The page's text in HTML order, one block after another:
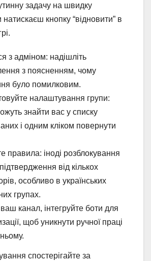
задачу на швидку
кнопку “відновити” в
з адміном: надішліть
з поясненням, чому
було помилковим.
налаштування групи:
знайти вас у списку
і одним кліком повернути
правила: іноді розблокування
від кількох
особливо в українських
групах.
канал, інтегруйте боти для
щоб уникнути ручної праці
спостерігайте за